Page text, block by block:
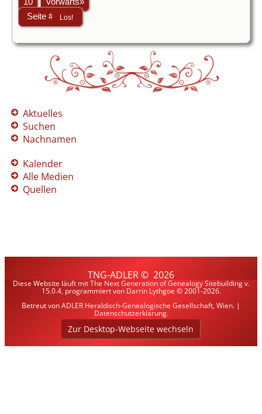
Aktuelles
Suchen
Nachnamen
Kalender
Alle Medien
Quellen
TNG-ADLER© 2026
Diese Website läuft mitThe Next Generation of Genealogy Sitebuildingv.
15.0.4, programmiert von Darrin Lythgoe © 2001-2026.
Betreut vonADLER Heraldisch-Genealogische Gesellschaft, Wien. |
Datenschutzerklärung.
Zur Desktop-Webseite wechseln